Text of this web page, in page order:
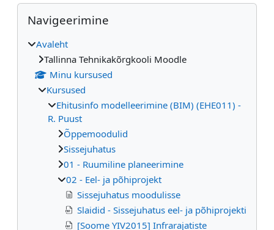
Plokid
Jäta vahele Navigeerimine
Navigeerimine
Avaleht
Tallinna Tehnikakõrgkooli Moodle
Minu kursused
Kursused
Ehitusinfo modelleerimine (BIM) (EHE011) -
R. Puust
Õppemoodulid
Sissejuhatus
01 - Ruumiline planeerimine
02 - Eel- ja põhiprojekt
Sissejuhatus moodulisse
Slaidid - Sissejuhatus eel- ja põhiprojekti
[Soome YIV2015] Infrarajatiste